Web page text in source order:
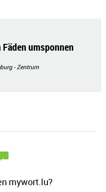
umsponnen
- Zentrum
mywort.lu?